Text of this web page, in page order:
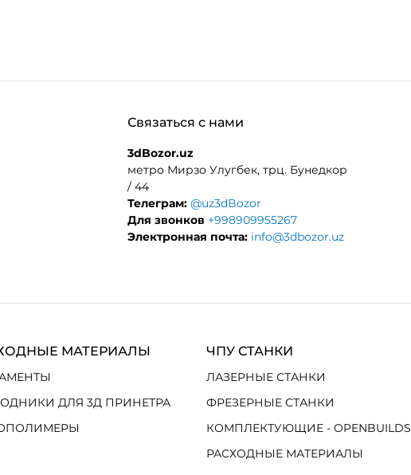
Связаться с нами
3dBozor.uz
метро Мирзо Улугбек, трц. Бунедкор
/ 44
Телеграм: @uz3dBozor
Для звонков +998909955267
Электронная почта: info@3dbozor.uz
МАТЕРИАЛЫ
ДЛЯ 3Д ПРИНЕТРА
ЧПУ СТАНКИ
ЛАЗЕРНЫЕ СТАНКИ
ФРЕЗЕРНЫЕ СТАНКИ
КОМПЛЕКТУЮЩИЕ - OPENBUILDS
РАСХОДНЫЕ МАТЕРИАЛЫ